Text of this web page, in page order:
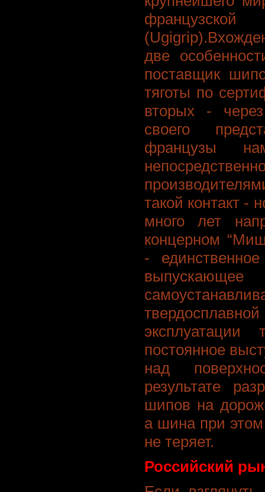
две
поставщик
тяготы по
вторых -
своего
французы
такой контакт -
много лет
концерном
-
эксплуатации
постоянное
над
результате
шипов на
а шина при
не теряет.
Российский